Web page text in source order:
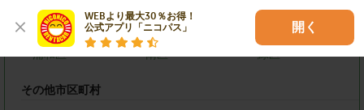
WEBより最大30％お得！
公式アプリ「ニコパス」
開く
・ 西区 ・北区
・浦和区 ・南区 ・緑区
その他市区町村